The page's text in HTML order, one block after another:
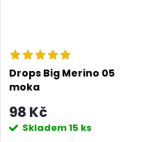
Drops Big Merino 05
moka
98 Kč
Skladem15 ks